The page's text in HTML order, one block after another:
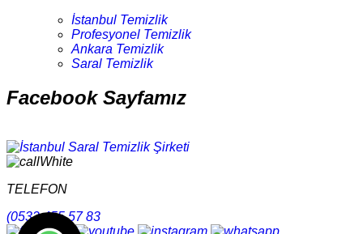
İstanbul Temizlik
Profesyonel Temizlik
Ankara Temizlik
Saral Temizlik
Facebook Sayfamız
TELEFON
(0532 455 57 83